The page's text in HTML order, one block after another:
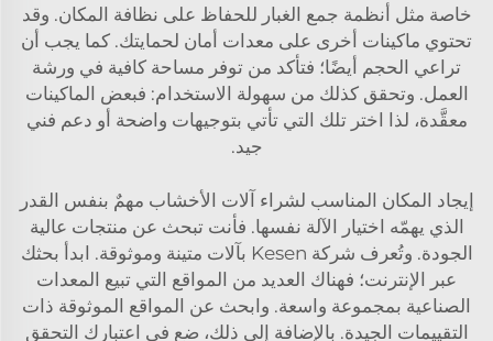
خاصة مثل أنظمة جمع الغبار للحفاظ على نظافة المكان. وقد
تحتوي ماكينات أخرى على معدات أمان لحمايتك. كما يجب أن
تراعي الحجم أيضًا؛ فتأكد من توفر مساحة كافية في ورشة
العمل. وتحقق كذلك من سهولة الاستخدام: فبعض الماكينات
معقَّدة، لذا اختر تلك التي تأتي بتوجيهات واضحة أو دعم فني
جيد.
إيجاد المكان المناسب لشراء آلات الأخشاب مهمٌ بنفس القدر
الذي يهمّه اختيار الآلة نفسها. فأنت تبحث عن منتجات عالية
الجودة. وتُعرف شركة Kesen بآلات متينة وموثوقة. ابدأ بحثك
عبر الإنترنت؛ فهناك العديد من المواقع التي تبيع المعدات
الصناعية بمجموعة واسعة. وابحث عن المواقع الموثوقة ذات
التقييمات الجيدة. بالإضافة إلى ذلك، ضع في اعتبارك التحقق